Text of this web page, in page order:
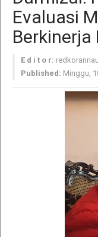
Evaluasi
Berkinerja
E d i t o r:
Published: Minggu,